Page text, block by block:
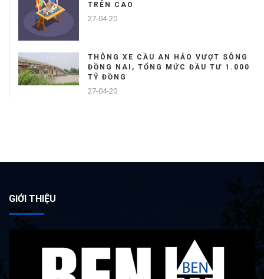
TRÊN CAO
27-04-20
THÔNG XE CẦU AN HẢO VƯỢT SÔNG
ĐỒNG NAI, TỔNG MỨC ĐẦU TƯ 1.000
TỶ ĐỒNG
27-04-20
GIỚI THIỆU